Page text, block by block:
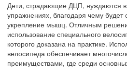
Дети, страдающие ДЦП, нуждаются
упражнениях, благодаря чему будет
укрепление мышц. Отличным
использование специального
которого доказана на практике.
велосипеда обеспечивает
преимуществами, где среди